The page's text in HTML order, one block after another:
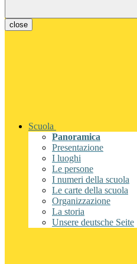
close
Scuola
Panoramica
Presentazione
I luoghi
Le persone
I numeri della scuola
Le carte della scuola
Organizzazione
La storia
Unsere deutsche Seite